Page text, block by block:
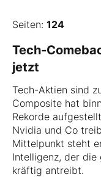
Seiten: 124
Tech-
jetzt
Tech-Aktien sind
Composite hat
Rekorde
Nvidia und Co
Mittelpunkt steht
Intelligenz, der die
kräftig antreibt.